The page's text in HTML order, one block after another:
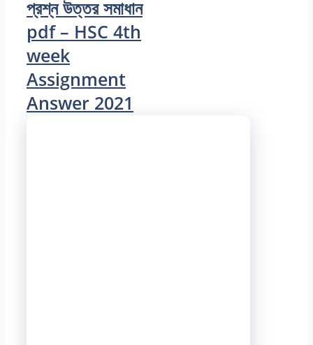
প্রশ্ন উত্তর সমাধান
pdf – HSC 4th
week
Assignment
Answer 2021